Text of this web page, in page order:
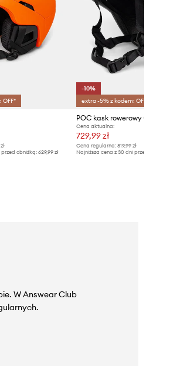
OFF*
przed obniżką:629,99 zł
-10%
extra -5% z kodem: OFF*
POC kask rowerowy Omne
Cena aktualna:
729,99 zł
Cena regularna: 819,99 zł
Najniższa cena z 30 dni przed obniżką:
W Answear Club